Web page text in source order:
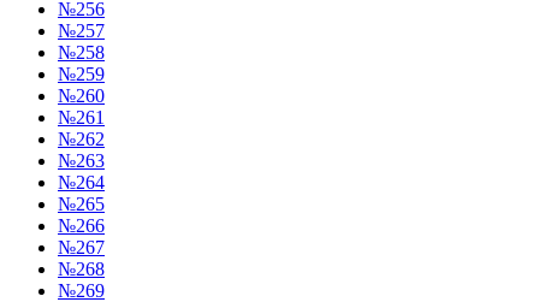
№256
№257
№258
№259
№260
№261
№262
№263
№264
№265
№266
№267
№268
№269